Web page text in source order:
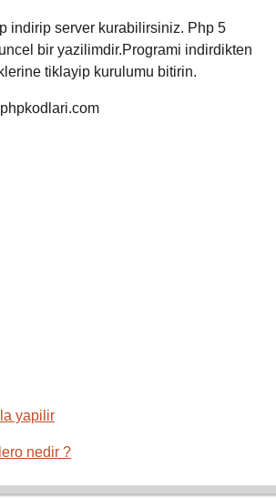
indirip server kurabilirsiniz. Php 5
bir yazilimdir.Programi indirdikten
tiklayip kurulumu bitirin.
yapilir
nedir ?